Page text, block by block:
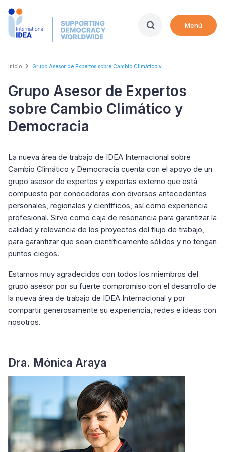
Skip
Menú
Breadcrumb
Inicio Grupo Asesor de Expertos sobre Cambio Climático y...
Grupo Asesor de Expertos
sobre Cambio Climático y
Democracia
La nueva área de trabajo de IDEA Internacional sobre
Cambio Climático y Democracia cuenta con el apoyo de un
grupo asesor de expertos y expertas externo que está
compuesto por conocedores con diversos antecedentes
personales, regionales y científicos, así como experiencia
profesional. Sirve como caja de resonancia para garantizar la
calidad y relevancia de los proyectos del flujo de trabajo,
para garantizar que sean científicamente sólidos y no tengan
puntos ciegos.
Estamos muy agradecidos con todos los miembros del
grupo asesor por su fuerte compromiso con el desarrollo de
la nueva área de trabajo de IDEA Internacional y por
compartir generosamente su experiencia, redes e ideas con
nosotros.
Dra. Mónica Araya